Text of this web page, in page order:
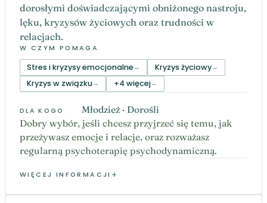
dorosłymi doświadczającymi obniżonego nastroju,
lęku, kryzysów życiowych oraz trudności w
relacjach.
W CZYM POMAGA
Stres i kryzysy emocjonalne
Kryzys życiowy
Kryzys w związku
+4 więcej
DLA KOGO
Młodzież · Dorośli
Dobry wybór, jeśli chcesz przyjrzeć się temu, jak
przeżywasz emocje i relacje, oraz rozważasz
regularną psychoterapię psychodynamiczną.
WIĘCEJ INFORMACJI